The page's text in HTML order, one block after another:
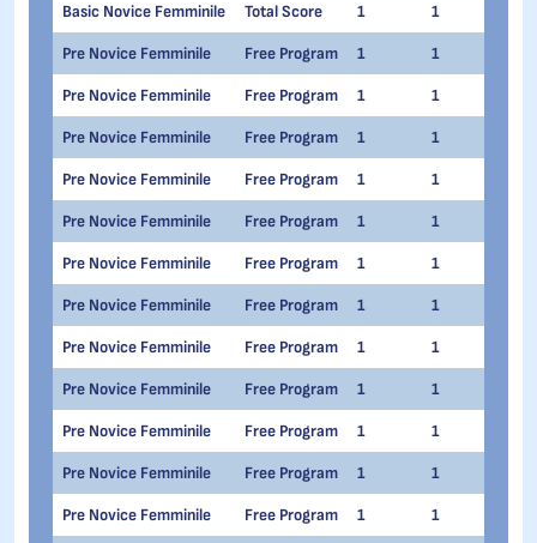
Basic Novice Femminile Total Score 1 1
Pre Novice Femminile Free Program 1 1
Pre Novice Femminile Free Program 1 1
Pre Novice Femminile Free Program 1 1
Pre Novice Femminile Free Program 1 1
Pre Novice Femminile Free Program 1 1
Pre Novice Femminile Free Program 1 1
Pre Novice Femminile Free Program 1 1
Pre Novice Femminile Free Program 1 1
Pre Novice Femminile Free Program 1 1
Pre Novice Femminile Free Program 1 1
Pre Novice Femminile Free Program 1 1
Pre Novice Femminile Free Program 1 1